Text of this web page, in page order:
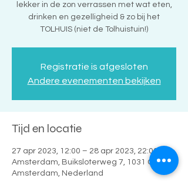
lekker in de zon verrassen met wat eten,
drinken en gezelligheid & zo bij het
TOLHUIS (niet de Tolhuistuin!)
Registratie is afgesloten
Andere evenementen bekijken
Tijd en locatie
27 apr 2023, 12:00 – 28 apr 2023, 22:00
Amsterdam, Buiksloterweg 7, 1031 CC
Amsterdam, Nederland